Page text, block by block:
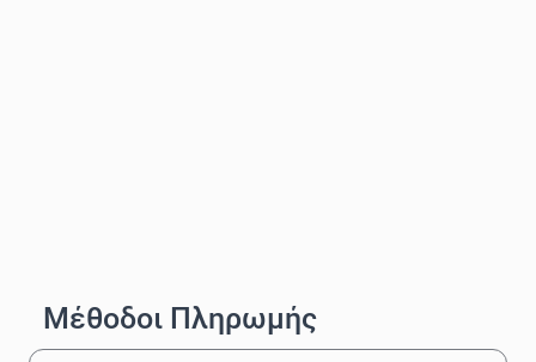
Μέθοδοι Πληρωμής